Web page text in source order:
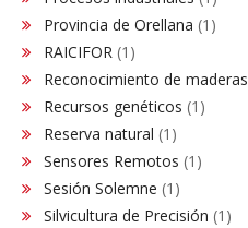
Provincia de Orellana (1)
RAICIFOR (1)
Reconocimiento de maderas
Recursos genéticos (1)
Reserva natural (1)
Sensores Remotos (1)
Sesión Solemne (1)
Silvicultura de Precisión (1)